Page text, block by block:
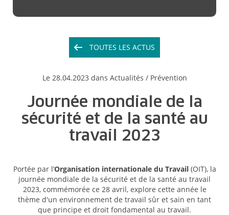
TOUTES LES ACTUS
Le 28.04.2023 dans Actualités / Prévention
Journée mondiale de la
sécurité et de la santé au
travail 2023
Portée par l’Organisation internationale du Travail(OIT), la
journée mondiale de la sécurité et de la santé au travail
2023, commémorée ce 28 avril, explore cette année le
thème d'un environnement de travail sûr et sain en tant
que principe et droit fondamental au travail.